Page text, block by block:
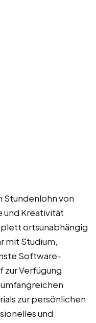
Stundenlohn von
und Kreativität
ortsunabhängig
mit Studium,
Software-
zur Verfügung
zur persönlichen
und